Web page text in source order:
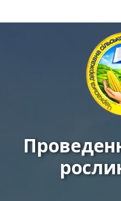
ННЦ
«ІЗ